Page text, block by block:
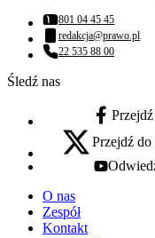
Numer telefonu:
801 04 45 45
Adres email:
redakcja@prawo.pl
Numer telefonu:
22 535 88 00
Śledź nas
facebook -
x - otwiera się w
Przejdź
youtube -
O nas
Zespół
Kontakt